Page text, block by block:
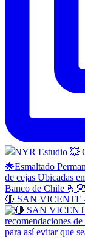
🔴 SAN VICENTE